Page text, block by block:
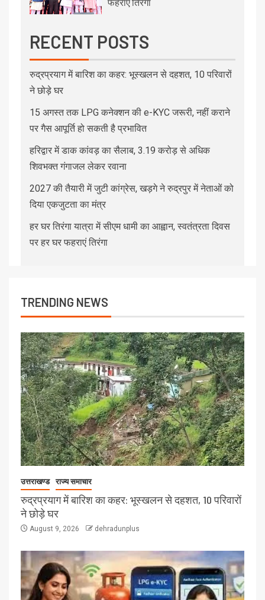
RECENT POSTS
रुद्रप्रयाग में बारिश का कहर: भूस्खलन से दहशत, 10 परिवारों
ने छोड़े घर
15 अगस्त तक LPG कनेक्शन की e-KYC जरूरी, नहीं कराने
पर गैस आपूर्ति हो सकती है प्रभावित
हरिद्वार में डाक कांवड़ का सैलाब, 3.19 करोड़ से अधिक
शिवभक्त गंगाजल लेकर रवाना
2027 की तैयारी में जुटी कांग्रेस, खड़गे ने रुद्रपुर में नेताओं को
दिया एकजुटता का मंत्र
हर घर तिरंगा यात्रा में सीएम धामी का आह्वान, स्वतंत्रता दिवस
पर हर घर फहराएं तिरंगा
TRENDING NEWS
उत्तराखण्ड राज्य समाचार
रुद्रप्रयाग में बारिश का कहर: भूस्खलन से दहशत, 10 परिवारों
ने छोड़े घर
August 9, 2026 dehradunplus